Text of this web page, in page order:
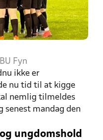
Fyn
ikke er
nu tid til at kigge
nemlig tilmeldes
mandag den
ungdomshold